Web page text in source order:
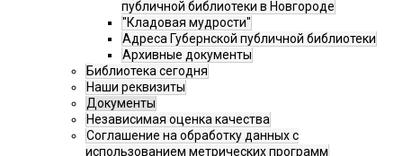
публичной библиотеки в Новгороде
"Кладовая мудрости"
Адреса Губернской публичной библиотеки
Архивные документы
Библиотека сегодня
Наши реквизиты
Документы
Независимая оценка качества
Соглашение на обработку данных с
использованием метрических программ